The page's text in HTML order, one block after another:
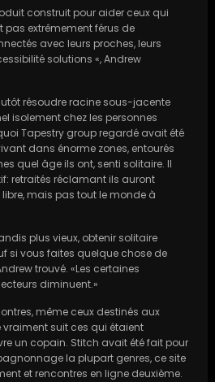
construit pour aider ceux qui
pas extrêmement férus de
avec leurs proches, leurs
solutions «, Andrew
résoudre racine sous-jacente
isolement chez les personnes
Tapestry group regardé avait été
dans énorme zones, entourés
quel âge ils ont, senti solitaire. Il
retraités réclamant ils auront
mais pas tout le monde à
plus vieux, obtenir solitaire
si vous faites quelque chose de
trouvé. «Les certaines
diminuent.»
même ceux destinés aux
vraiment suit ces qui étaient
un copain. Stitch avait été fait pour
la plupart genres, ce site
et rencontres en ligne deuxième.